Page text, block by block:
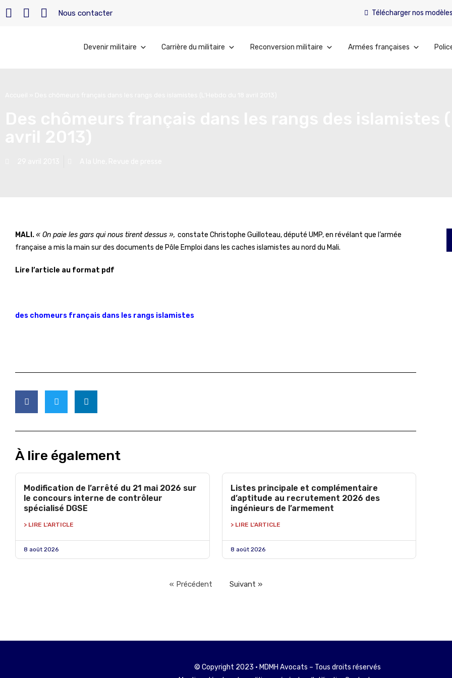
Nous contacter Télécharger nos modèles
Devenir militaire Carrière du militaire Reconversion militaire Armées françaises
MALI.« On paie les gars qui nous tirent dessus », constate Christophe Guilloteau, député UMP, en révélant que l’armée
française a mis la main sur des documents de Pôle Emploi dans les caches islamistes au nord du Mali.
Lire l’article au format pdf
des chomeurs français dans les rangs islamistes
À lire également
Modification de l’arrêté du 21 mai 2026 sur
le concours interne de contrôleur
spécialisé DGSE
> LIRE L'ARTICLE
8 août 2026
Listes principale et complémentaire
d’aptitude au recrutement 2026 des
ingénieurs de l’armement
> LIRE L'ARTICLE
8 août 2026
« Précédent Suivant »
© Copyright 2023 • MDMH Avocats – Tous droits réservés